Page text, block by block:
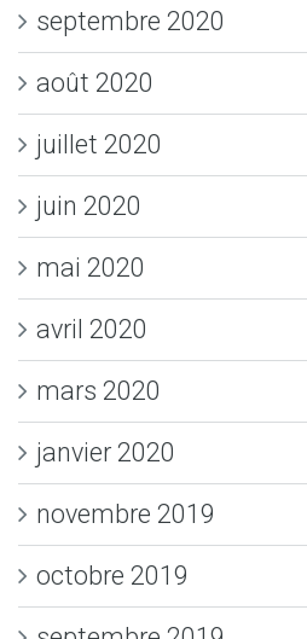
septembre 2020
août 2020
juillet 2020
juin 2020
mai 2020
avril 2020
mars 2020
janvier 2020
novembre 2019
octobre 2019